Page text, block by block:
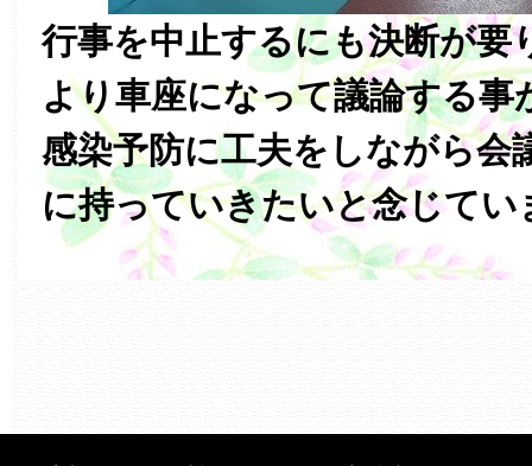
行事を中止するにも決断が要
より車座になって議論する事
感染予防に工夫をしながら会
に持っていきたいと念じてい